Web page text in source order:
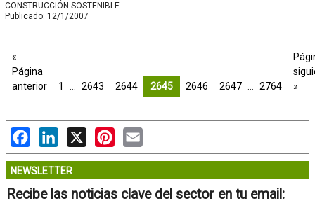
CONSTRUCCIÓN SOSTENIBLE
Publicado: 12/1/2007
«
Página
anterior
1 2643 2644 2645 2646 2647 2764
»
FacebookLinkedIn
X PinterestEmail
NEWSLETTER
Recibe las noticias clave del sector en tu email: